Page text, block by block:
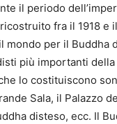
il periodo
fra il 1918 e
mondo per il Buddha
più importanti della
lo costituiscono
Sala, il Palazzo
disteso, ecc. Il